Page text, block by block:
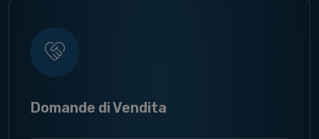
Domande di Vendita